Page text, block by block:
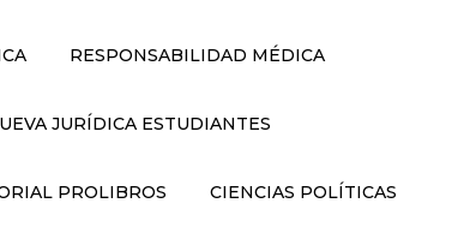
RESPONSABILIDAD MÉDICA
JURÍDICA ESTUDIANTES
PROLIBROS CIENCIAS POLÍTICAS